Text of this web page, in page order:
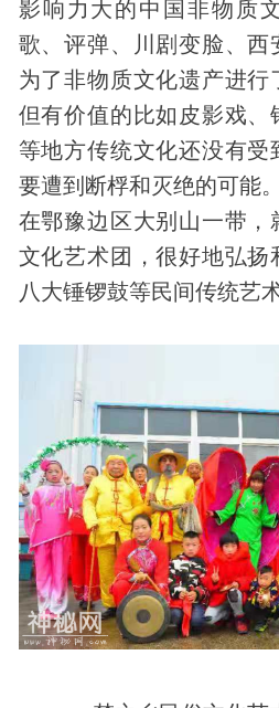
影响力大的中国非物质
歌、评弹、川剧变脸、西
为了非物质文化遗产进行
但有价值的比如皮影戏、
等地方传统文化还没有受
要遭到断桴和灭绝的可能。
在鄂豫边区大别山一带，
文化艺术团，很好地弘扬
八大锤锣鼓等民间传统艺术